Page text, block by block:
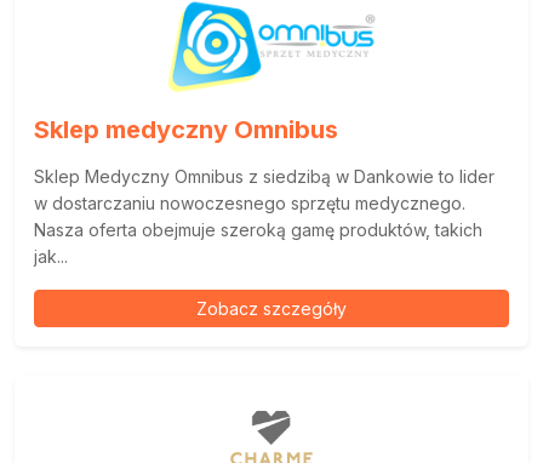
Sklep medyczny Omnibus
Sklep Medyczny Omnibus z siedzibą w Dankowie to lider
w dostarczaniu nowoczesnego sprzętu medycznego.
Nasza oferta obejmuje szeroką gamę produktów, takich
jak...
Zobacz szczegóły